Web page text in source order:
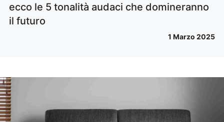
ecco le 5 tonalità audaci che domineranno
il futuro
1 Marzo 2025